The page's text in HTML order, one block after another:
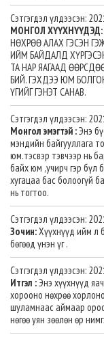
Сэтгэгдэл үлдээсэн:
МОНГОЛ ХҮҮХНҮҮДЭД:
НӨХРӨӨ АЛАХ ГЭСЭН
ИЙМ БАЙДАЛД
ТА НАР ЯАГААД
БИЙ. ГЭХДЭЭ ЮМ
ҮГИЙГ ГЭНЭТ САНАВ.
Сэтгэгдэл үлдээсэн:
Монгол эмэгтэй :Энэ
мэндийн байгууллага
юм.тэсвэр тэвчээр нь
байх юм ,учирч гэр бүл
хугацаа бас болоогүй
нь тогтоо.
Сэтгэгдэл үлдээсэн:
Зочин:Хүүхнүүд ийм л
бөгөөд үнэн үг .
Сэтгэгдэл үлдээсэн:
Итгэл :Энэ хүүхнүүд
хорооно нөхрөө
шуламнаас аймаар
нөгөө уян зөөлөн өр